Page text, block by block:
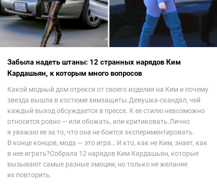
Забыла надеть штаны: 12 странных нарядов Ким
Кардашьян, к которым много вопросов
Какой модный дом отрекся от своего изделия на Ким и почему
звезда вышла в костюме химзащиты.Девушка-скандал, чей
каждый выход обсуждается в прессе. К ее стилю невозможно
относится ровно — или обожать, или критиковать.Лично
я уважаю ее за то, что она не боится экспериментировать.
В конце концов, мода — это игра… И кто, как не Ким, знает, как
в нее играть?Собрала 12 нарядов Ким Кардашьян, которые
вызывают самые разные эмоции, но только не желание
их повторить.